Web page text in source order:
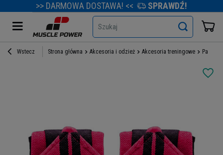
>> DARMOWA DOSTAWA! << SPRAWDŹ!
Szukaj
Wstecz Strona główna Akcesoria i odzież Akcesoria treningowe Paski i